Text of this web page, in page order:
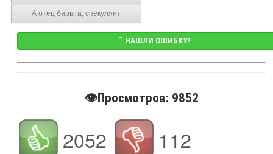
А отец барыга, спекулянт
НАШЛИ ОШИБКУ?
👁️Просмотров: 9852
2052 112